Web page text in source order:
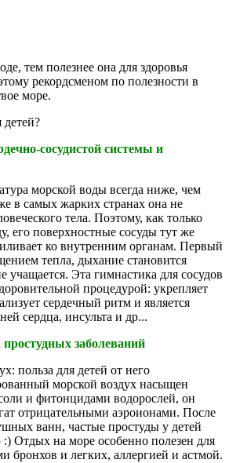
тем полезнее она для здоровья
рекордсменом по полезности в
море.
сосудистой системы и
морской воды всегда ниже, чем
в самых жарких странах она не
тела. Поэтому, как только
его поверхностные сосуды тут же
ко внутренним органам. Первый
тепла, дыхание становится
учащается. Эта гимнастика для сосудов
процедурой: укрепляет
сердечный ритм и является
сердца, инсульта и др...
заболеваний
польза для детей от него
морской воздух насыщен
и фитонцидами водорослей, он
отрицательными аэроионами. После
ванн, частые простуды у детей
:) Отдых на море особенно полезен для
бронхов и легких, аллергией и астмой.